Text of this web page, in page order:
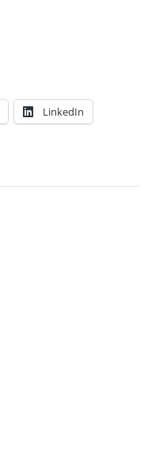
LinkedIn